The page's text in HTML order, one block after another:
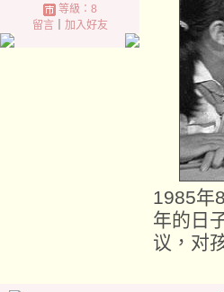
等級：8
留言｜ 加入好友
1985年
年的日
议，对